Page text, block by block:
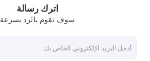
غلاف مطاط السيليكون
اللياقة البدنية وكمال الأجسام
اترك رسالة
سوف نقوم بالرد بسرعة